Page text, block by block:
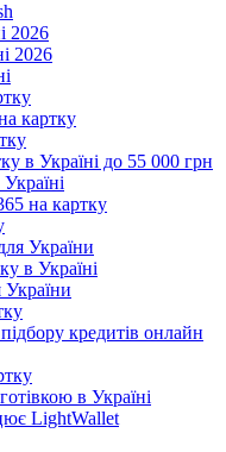
2026
2026
картку
в Україні до 55 000 грн
на картку
України
в Україні
кредитів онлайн
в Україні
LightWallet